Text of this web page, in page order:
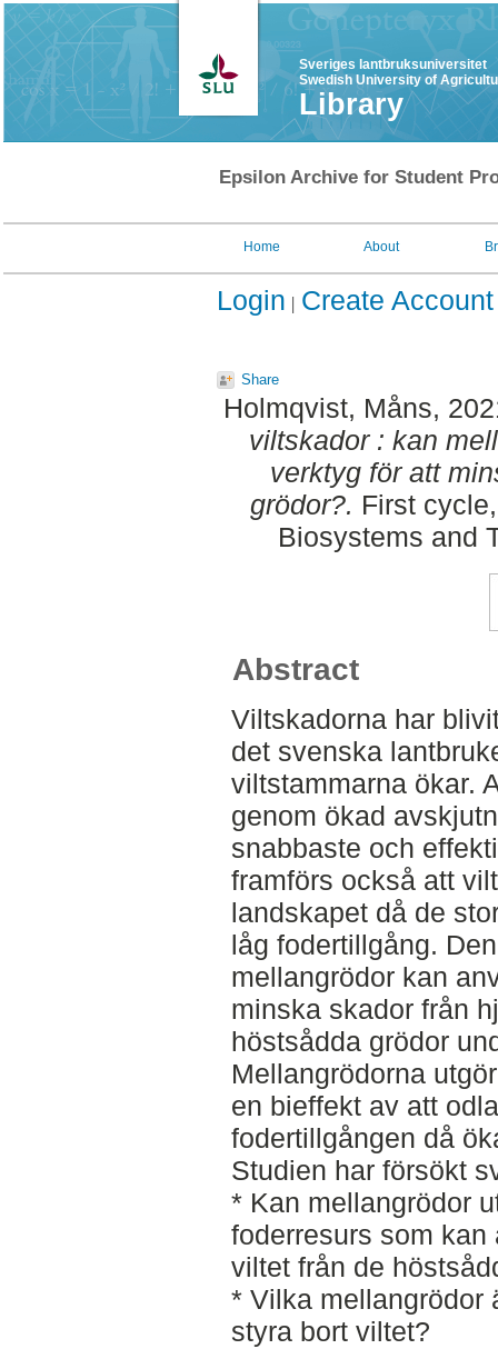
Sveriges lantbruksuniversitet
Swedish University of
Library
Epsilon Archive for Student
Home About
Login Create Account
Share
Holmqvist, Måns,
viltskador : kan
verktyg för att
grödor?. First
Biosystems and
Abstract
Viltskadorna har
det svenska
viltstammarna ökar.
genom ökad
snabbaste och
framförs också att
landskapet då de
låg fodertillgång.
mellangrödor kan
minska skador från
höstsådda grödor
Mellangrödorna
en bieffekt av att
fodertillgången då
Studien har försökt
* Kan mellangrödor
foderresurs som
viltet från de
* Vilka mellangrödor
styra bort viltet?